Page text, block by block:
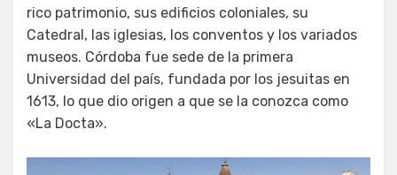
rico patrimonio, sus edificios coloniales, su
Catedral, las iglesias, los conventos y los variados
museos. Córdoba fue sede de la primera
Universidad del país, fundada por los jesuitas en
1613, lo que dio origen a que se la conozca como
«La Docta».